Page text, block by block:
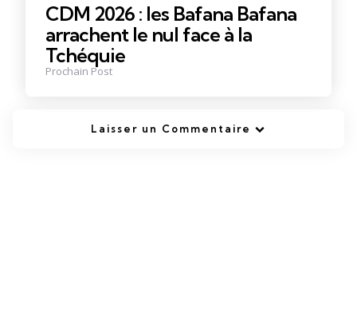
CDM 2026 : les Bafana Bafana
arrachent le nul face à la
Tchéquie
Prochain Post
Laisser un Commentaire